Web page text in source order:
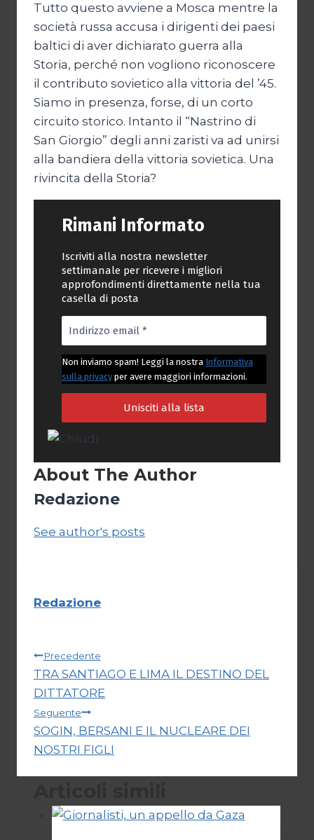
Tutto questo avviene a Mosca mentre la
società russa accusa i dirigenti dei paesi
baltici di aver dichiarato guerra alla
Storia, perché non vogliono riconoscere
il contributo sovietico alla vittoria del ’45.
Siamo in presenza, forse, di un corto
circuito storico. Intanto il “Nastrino di
San Giorgio” degli anni zaristi va ad unirsi
alla bandiera della vittoria sovietica. Una
rivincita della Storia?
Rimani Informato
Iscriviti alla nostra newsletter
settimanale per ricevere i migliori
approfondimenti direttamente nella tua
casella di posta
Non inviamo spam! Leggi la nostra Informativa
sulla privacy per avere maggiori informazioni.
About The Author
Redazione
See author's posts
Redazione
Navigazione
articoli
Precedente
TRA SANTIAGO E LIMA IL DESTINO DEL
DITTATORE
Seguente
SOGIN, BERSANI E IL NUCLEARE DEI
NOSTRI FIGLI